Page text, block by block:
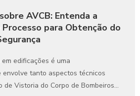
AVCB: Entenda a
para Obtenção do
edificações é uma
envolve tanto aspectos técnicos
de Vistoria do Corpo de Bombeiros